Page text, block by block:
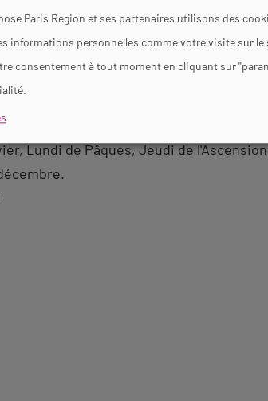
Lundi de Pâques, Jeudi de
Paris Region et ses partenaires utilisons des
informations personnelles comme votre visite sur
consentement à tout moment en cliquant sur